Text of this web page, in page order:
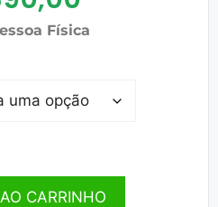
Física
CARRINHO